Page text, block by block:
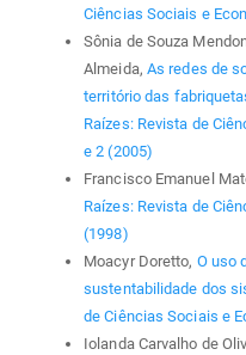
Ciências Sociais e
Sônia de Souza
Almeida, As redes de
território das
Raízes: Revista de
e 2 (2005)
Francisco Emanuel
Raízes: Revista de
(1998)
Moacyr Doretto, O uso
sustentabilidade dos
de Ciências Sociais e
Iolanda Carvalho de